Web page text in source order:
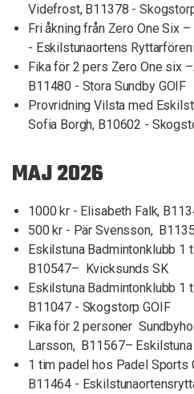
Videfrost, B11378 -
Fri åkning från Zero One Six
- Eskilstunaortens
Fika för 2 pers Zero One six
B11480 - Stora Sundby GOIF
Provridning Vilsta med
Sofia Borgh, B10602 -
MAJ 2026
1000 kr - Elisabeth Falk,
500 kr - Pär Svensson,
Eskilstuna Badmintonklubb 1
B10547– Kvicksunds SK
Eskilstuna Badmintonklubb 1
B11047 - Skogstorp GOIF
Fika för 2 personer
Larsson, B11567–
1 tim padel hos Padel Sports
B11464 -